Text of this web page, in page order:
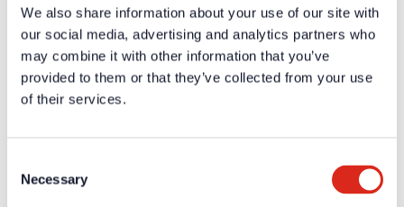
We also share information about your use of our site with
our social media, advertising and analytics partners who
may combine it with other information that you’ve
provided to them or that they’ve collected from your use
of their services.
Selection
Necessary
Aktuelles Unternehmen
Über uns
Unsere Philosophie
Karriere
Produkte
Service
Überblick